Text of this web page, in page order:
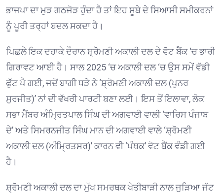
ਭਾਜਪਾ ਦਾ ਮੁੜ ਗਠਜੋੜ ਹੁੰਦਾ ਹੈ ਤਾਂ ਇਹ ਸੂਬੇ ਦੇ ਸਿਆਸੀ ਸਮੀਕਰਨਾਂ
ਨੂੰ ਪੂਰੀ ਤਰ੍ਹਾਂ ਬਦਲ ਸਕਦਾ ਹੈ।
ਪਿਛਲੇ ਇਕ ਦਹਾਕੇ ਦੌਰਾਨ ਸ਼੍ਰੋਮਣੀ ਅਕਾਲੀ ਦਲ ਦੇ ਵੋਟ ਬੈਂਕ ‘ਚ ਭਾਰੀ
ਗਿਰਾਵਟ ਆਈ ਹੈ। ਸਾਲ 2025 ‘ਚ ਅਕਾਲੀ ਦਲ ‘ਚ ਉਸ ਸਮੇਂ ਵੱਡੀ
ਫੁੱਟ ਪੈ ਗਈ, ਜਦੋਂ ਬਾਗੀ ਧੜੇ ਨੇ ‘ਸ਼੍ਰੋਮਣੀ ਅਕਾਲੀ ਦਲ (ਪੁਨਰ
ਸੁਰਜੀਤ)’ ਨਾਂ ਦੀ ਵੱਖਰੀ ਪਾਰਟੀ ਬਣਾ ਲਈ। ਇਸ ਤੋਂ ਇਲਾਵਾ, ਲੋਕ
ਸਭਾ ਮੈਂਬਰ ਅੰਮ੍ਰਿਤਪਾਲ ਸਿੰਘ ਦੀ ਅਗਵਾਈ ਵਾਲੀ ‘ਵਾਰਿਸ ਪੰਜਾਬ
ਦੇ’ ਅਤੇ ਸਿਮਰਨਜੀਤ ਸਿੰਘ ਮਾਨ ਦੀ ਅਗਵਾਈ ਵਾਲੇ ‘ਸ਼੍ਰੋਮਣੀ
ਅਕਾਲੀ ਦਲ (ਅੰਮ੍ਰਿਤਸਰ)’ ਕਾਰਨ ਵੀ ‘ਪੰਥਕ’ ਵੋਟ ਬੈਂਕ ਵੰਡੀ ਗਈ
ਹੈ।
ਸ਼੍ਰੋਮਣੀ ਅਕਾਲੀ ਦਲ ਦਾ ਮੁੱਖ ਸਮਰਥਕ ਖੇਤੀਬਾੜੀ ਨਾਲ ਜੁੜਿਆ ਜੱਟ